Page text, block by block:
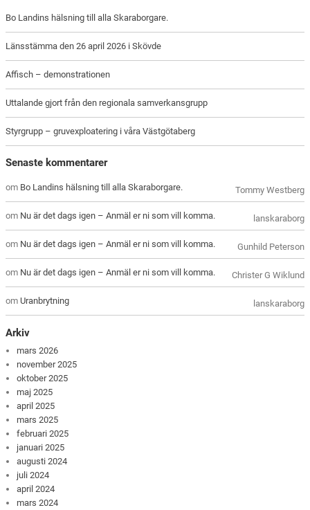
Bo Landins hälsning till alla Skaraborgare.
Länsstämma den 26 april 2026 i Skövde
Affisch – demonstrationen
Uttalande gjort från den regionala samverkansgrupp
Styrgrupp – gruvexploatering i våra Västgötaberg
Senaste kommentarer
Tommy Westberg
om Bo Landins hälsning till alla Skaraborgare.
lanskaraborg
om Nu är det dags igen – Anmäl er ni som vill komma.
Gunhild Peterson
om Nu är det dags igen – Anmäl er ni som vill komma.
Christer G Wiklund
om Nu är det dags igen – Anmäl er ni som vill komma.
lanskaraborg
om Uranbrytning
Arkiv
mars 2026
november 2025
oktober 2025
maj 2025
april 2025
mars 2025
februari 2025
januari 2025
augusti 2024
juli 2024
april 2024
mars 2024